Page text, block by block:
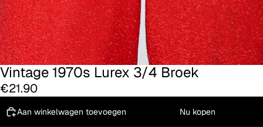
Vintage 1970s Lurex 3/4 Broek
€21.90
Aan winkelwagen toevoegen Nu kopen